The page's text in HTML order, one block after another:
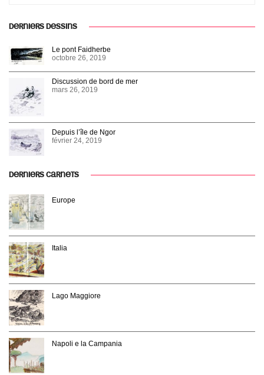
DERNIERS DESSINS
Le pont Faidherbe
octobre 26, 2019
Discussion de bord de mer
mars 26, 2019
Depuis l’île de Ngor
février 24, 2019
DERNIERS CARNETS
Europe
Italia
Lago Maggiore
Napoli e la Campania